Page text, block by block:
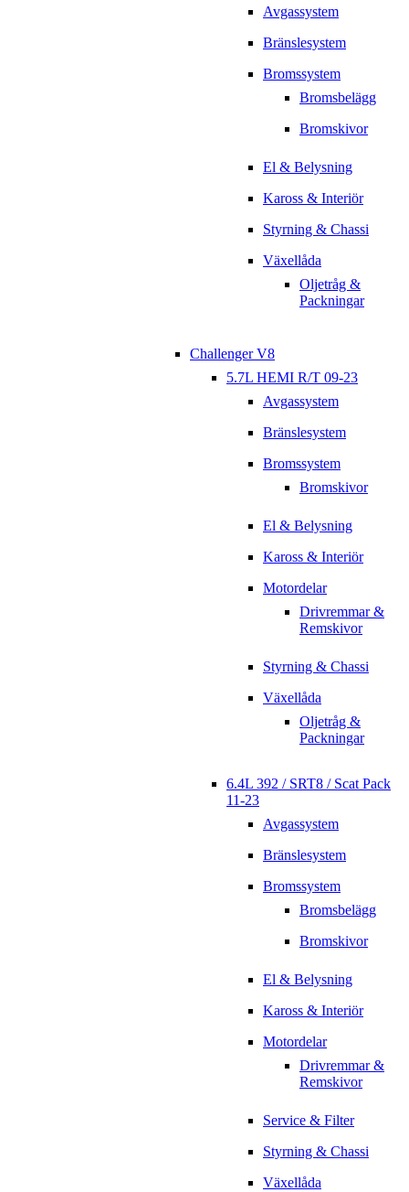
Avgassystem
Bränslesystem
Bromssystem
Bromsbelägg
Bromskivor
El & Belysning
Kaross & Interiör
Styrning & Chassi
Växellåda
Oljetråg &
Packningar
Challenger V8
5.7L HEMI R/T 09-23
Avgassystem
Bränslesystem
Bromssystem
Bromskivor
El & Belysning
Kaross & Interiör
Motordelar
Drivremmar &
Remskivor
Styrning & Chassi
Växellåda
Oljetråg &
Packningar
6.4L 392 / SRT8 / Scat Pack
11-23
Avgassystem
Bränslesystem
Bromssystem
Bromsbelägg
Bromskivor
El & Belysning
Kaross & Interiör
Motordelar
Drivremmar &
Remskivor
Service & Filter
Styrning & Chassi
Växellåda